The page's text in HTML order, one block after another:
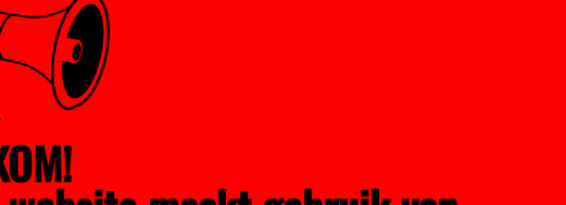
wilde een bacheloropleiding sociale economie starten. Ook dat werd
kunnen al in de behoefte voorzien, aldus de commissie.
behoefte op de arbeidsmarkt is ook weleens een probleem. Dat
gezamenlijke masteropleiding crop engineering die de universiteiten van
wilden starten.